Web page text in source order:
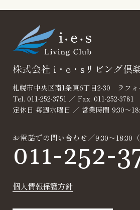
見積り・
株式会社 i・e・sリビング倶
札幌市中央区南1条東6丁目2-30 ラフォ
Tel. 011-252-3751 ／ Fax. 011-252-3781
定休日 毎週水曜日 ／ 営業時間 9:30～
お電話での問い合わせ／9:30～18:30（
011-252-
個人情報保護方針